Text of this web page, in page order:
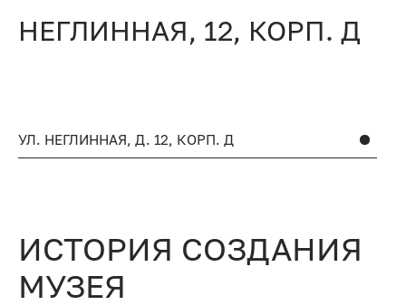
НЕГЛИННАЯ, 12, КОРП. Д
УЛ. НЕГЛИННАЯ, Д. 12, КОРП. Д
ИСТОРИЯ СОЗДАНИЯ
МУЗЕЯ